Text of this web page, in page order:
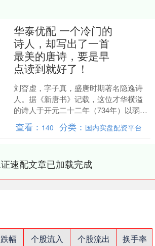
华泰优配 一个冷门的
诗人，却写出了一首
最美的唐诗，要是早
点读到就好了！
刘昚虚，字子真，盛唐时期著名隐逸诗
人。据《新唐书》记载，这位才华横溢
的诗人于开元二十二年（734年）以弱冠
之龄高中进士及第，当时年仅二十岁，
随即被朝廷任命为洛阳....
查看： 140 分类： 国内实盘配资平台
证速配文章已加载完成
幅 个股流入 个股流出
换手率